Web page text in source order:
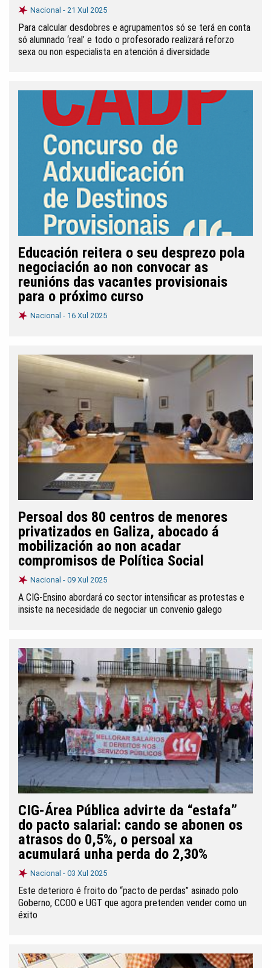
Nacional - 21 Xul 2025
Para calcular desdobres e agrupamentos só se terá en conta
só alumnado ‘real’ e todo o profesorado realizará reforzo
sexa ou non especialista en atención á diversidade
Educación reitera o seu desprezo pola
negociación ao non convocar as
reunións das vacantes provisionais
para o próximo curso
Nacional - 16 Xul 2025
Persoal dos 80 centros de menores
privatizados en Galiza, abocado á
mobilización ao non acadar
compromisos de Política Social
Nacional - 09 Xul 2025
A CIG-Ensino abordará co sector intensificar as protestas e
insiste na necesidade de negociar un convenio galego
CIG-Área Pública advirte da “estafa”
do pacto salarial: cando se abonen os
atrasos do 0,5%, o persoal xa
acumulará unha perda do 2,30%
Nacional - 03 Xul 2025
Este deterioro é froito do “pacto de perdas” asinado polo
Goberno, CCOO e UGT que agora pretenden vender como un
éxito